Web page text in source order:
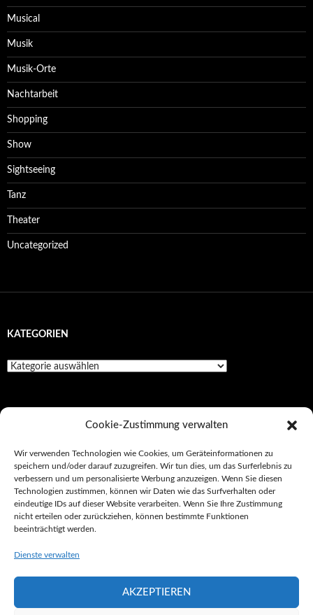
Cookie-Zustimmung verwalten
Wir verwenden Technologien wie Cookies, um Geräteinformationen zu
speichern und/oder darauf zuzugreifen. Wir tun dies, um das Surferlebnis zu
verbessern und um personalisierte Werbung anzuzeigen. Wenn Sie diesen
Technologien zustimmen, können wir Daten wie das Surfverhalten oder
eindeutige IDs auf dieser Website verarbeiten. Wenn Sie Ihre Zustimmung
nicht erteilen oder zurückziehen, können bestimmte Funktionen
beeinträchtigt werden.
Dienste verwalten
AKZEPTIEREN
Musical
Musik
Musik-Orte
Nachtarbeit
Shopping
Show
Sightseeing
Tanz
Theater
Uncategorized
KATEGORIEN
Kategorien
Impressionen
Impressum/Datenschutz
Kultur
Tickets
Unterwegs